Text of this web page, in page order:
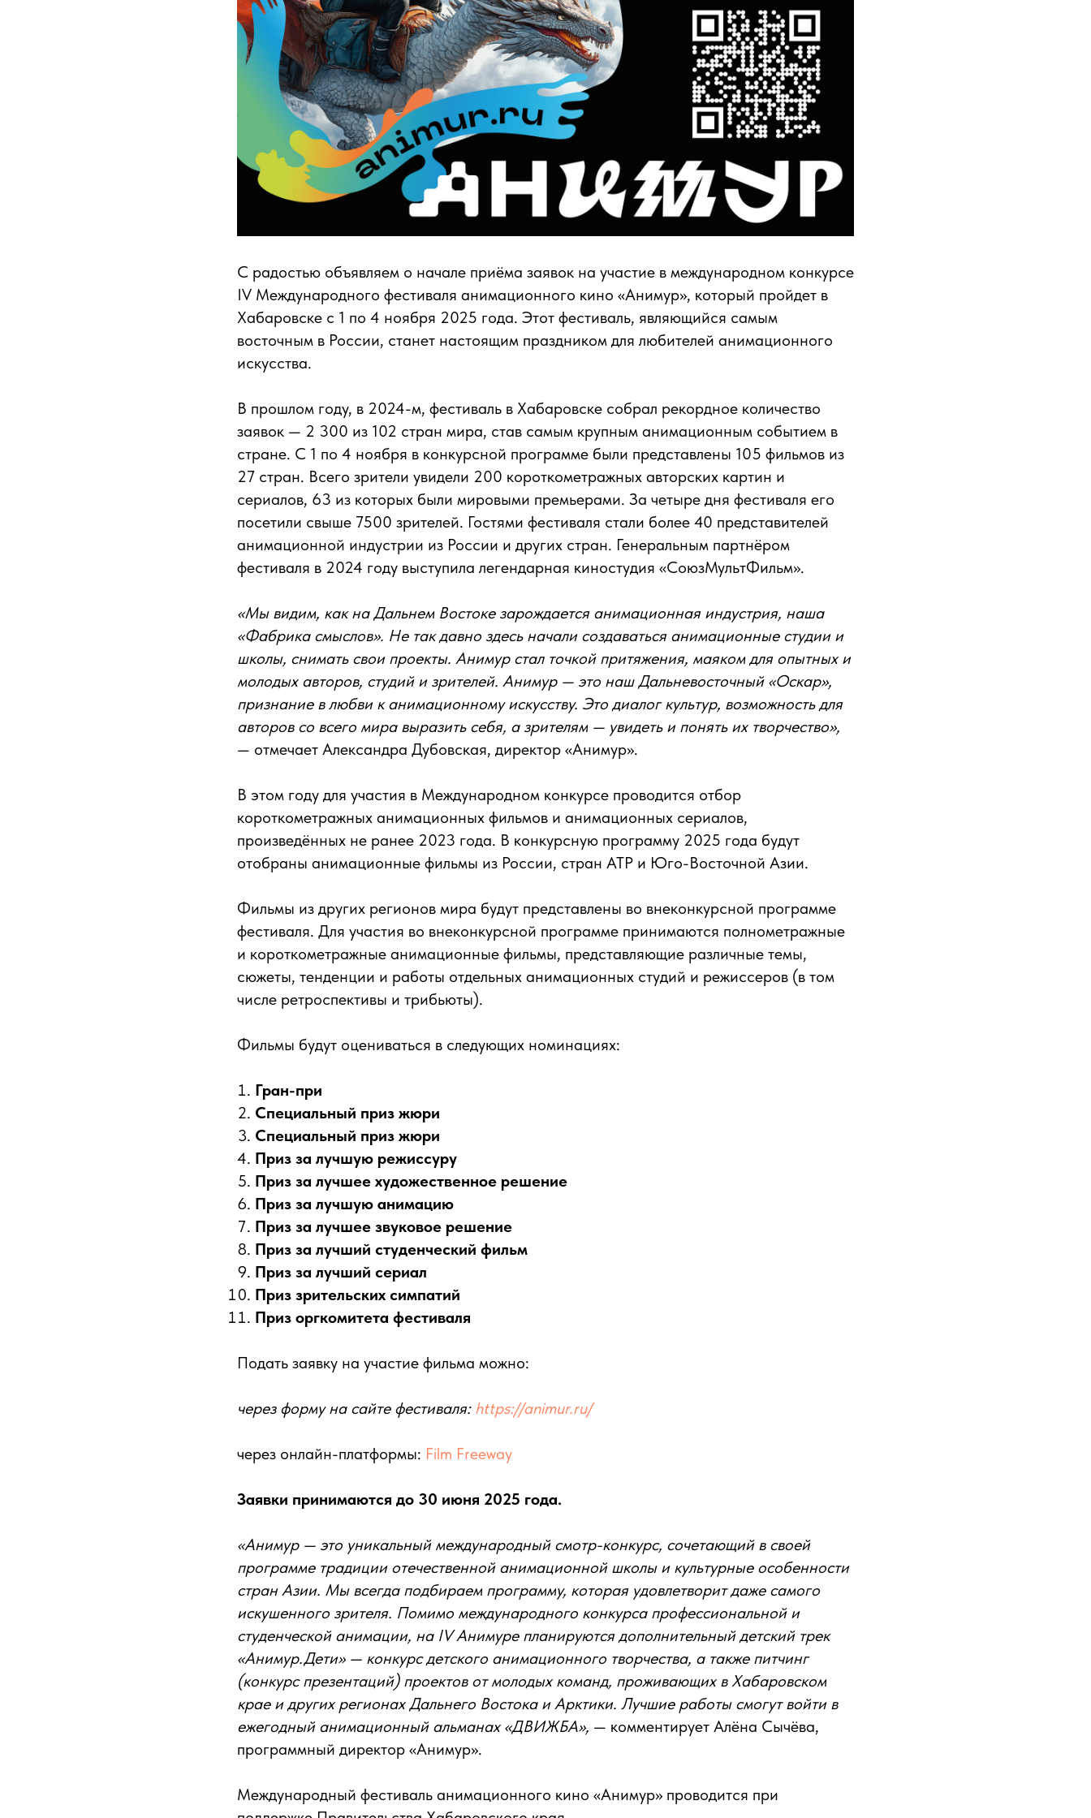
С радостью объявляем о начале приёма заявок на участие в международном конкурсе
IV Международного фестиваля анимационного кино «Анимур», который пройдет в
Хабаровске с 1 по 4 ноября 2025 года. Этот фестиваль, являющийся самым
восточным в России, станет настоящим праздником для любителей анимационного
искусства.
В прошлом году, в 2024-м, фестиваль в Хабаровске собрал рекордное количество
заявок — 2 300 из 102 стран мира, став самым крупным анимационным событием в
стране. С 1 по 4 ноября в конкурсной программе были представлены 105 фильмов из
27 стран. Всего зрители увидели 200 короткометражных авторских картин и
сериалов, 63 из которых были мировыми премьерами. За четыре дня фестиваля его
посетили свыше 7500 зрителей. Гостями фестиваля стали более 40 представителей
анимационной индустрии из России и других стран. Генеральным партнёром
фестиваля в 2024 году выступила легендарная киностудия «СоюзМультФильм».
«Мы видим, как на Дальнем Востоке зарождается анимационная индустрия, наша
«Фабрика смыслов». Не так давно здесь начали создаваться анимационные студии и
школы, снимать свои проекты. Анимур стал точкой притяжения, маяком для опытных и
молодых авторов, студий и зрителей. Анимур — это наш Дальневосточный «Оскар»,
признание в любви к анимационному искусству. Это диалог культур, возможность для
авторов со всего мира выразить себя, а зрителям — увидеть и понять их творчество»,
— отмечает Александра Дубовская, директор «Анимур».
В этом году для участия в Международном конкурсе проводится отбор
короткометражных анимационных фильмов и анимационных сериалов,
произведённых не ранее 2023 года. В конкурсную программу 2025 года будут
отобраны анимационные фильмы из России, стран АТР и Юго-Восточной Азии.
Фильмы из других регионов мира будут представлены во внеконкурсной программе
фестиваля. Для участия во внеконкурсной программе принимаются полнометражные
и короткометражные анимационные фильмы, представляющие различные темы,
сюжеты, тенденции и работы отдельных анимационных студий и режиссеров (в том
числе ретроспективы и трибьюты).
Фильмы будут оцениваться в следующих номинациях:
Гран-при
Специальный приз жюри
Специальный приз жюри
Приз за лучшую режиссуру
Приз за лучшее художественное решение
Приз за лучшую анимацию
Приз за лучшее звуковое решение
Приз за лучший студенческий фильм
Приз за лучший сериал
Приз зрительских симпатий
Приз оргкомитета фестиваля
Подать заявку на участие фильма можно:
через форму на сайте фестиваля: https://animur.ru/
через онлайн-платформы: Film Freeway
Заявки принимаются до 30 июня 2025 года.
«Анимур — это уникальный международный смотр-конкурс, сочетающий в своей
программе традиции отечественной анимационной школы и культурные особенности
стран Азии. Мы всегда подбираем программу, которая удовлетворит даже самого
искушенного зрителя. Помимо международного конкурса профессиональной и
студенческой анимации, на IV Анимуре планируются дополнительный детский трек
«Анимур.Дети» — конкурс детского анимационного творчества, а также питчинг
(конкурс презентаций) проектов от молодых команд, проживающих в Хабаровском
крае и других регионах Дальнего Востока и Арктики. Лучшие работы смогут войти в
ежегодный анимационный альманах «ДВИЖБА», — комментирует Алёна Сычёва,
программный директор «Анимур».
Международный фестиваль анимационного кино «Анимур» проводится при